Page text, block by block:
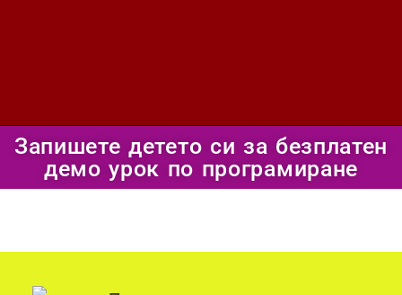
Запишете детето си за безплатен
демо урок по програмиране